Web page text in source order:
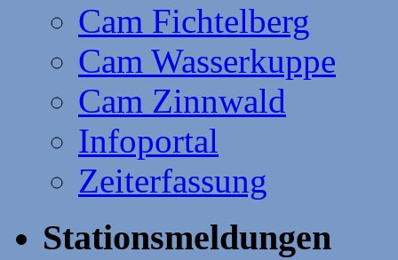
Cam Fichtelberg
Cam Wasserkuppe
Cam Zinnwald
Infoportal
Zeiterfassung
Stationsmeldungen